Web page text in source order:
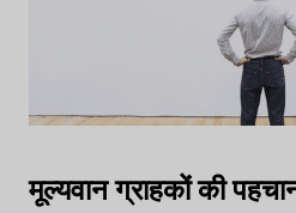
मूल्यवान ग्राहकों की